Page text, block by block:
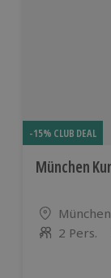
-15% CLUB DEAL
München
Standort
München
Anzahl der
2 Pers.